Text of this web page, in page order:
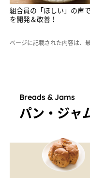
組合員の「ほしい」の声
を開発＆改善！
ページに記載された内容は、
Breads & Jams
パン・ジャ